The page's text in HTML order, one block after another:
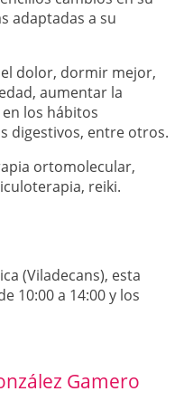
adaptadas a su
dolor, dormir mejor,
aumentar la
los hábitos
digestivos, entre otros.
ortomolecular,
reiki.
(Viladecans), esta
10:00 a 14:00 y los
Gamero